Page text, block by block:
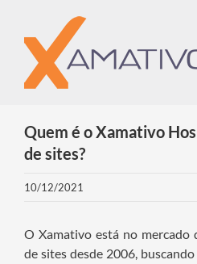
conteúdo
Quem é o Xamativo
de sites?
10/12/2021
O Xamativo está no mercado
de sites desde 2006,